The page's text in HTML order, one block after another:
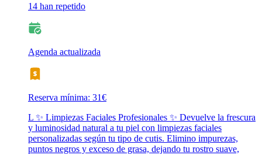
14 han repetido
Agenda actualizada
Reserva mínima: 31€
L ✨ Limpiezas Faciales Profesionales ✨ Devuelve la frescura
y luminosidad natural a tu piel con limpiezas faciales
personalizadas según tu tipo de cutis. Elimino impurezas,
puntos negros y exceso de grasa, dejando tu rostro suave,